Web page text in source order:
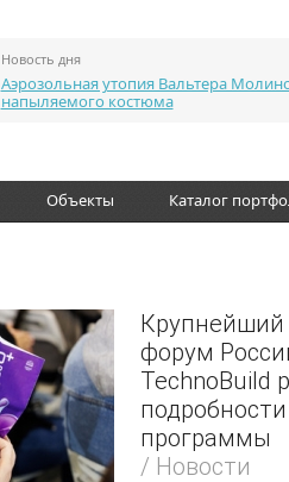
Новость дня
Аэрозольная утопия Вальтера
напыляемого костюма
Объекты Каталог
Крупнейший
форум
TechnoBuild
программы
/ Новости